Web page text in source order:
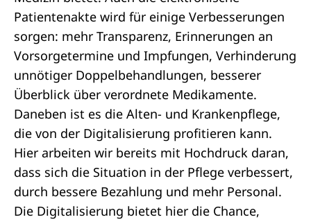
Patientenakte wird für einige Verbesserungen
sorgen: mehr Transparenz, Erinnerungen an
Vorsorgetermine und Impfungen, Verhinderung
unnötiger Doppelbehandlungen, besserer
Überblick über verordnete Medikamente.
Daneben ist es die Alten- und Krankenpflege,
die von der Digitalisierung profitieren kann.
Hier arbeiten wir bereits mit Hochdruck daran,
dass sich die Situation in der Pflege verbessert,
durch bessere Bezahlung und mehr Personal.
Die Digitalisierung bietet hier die Chance,